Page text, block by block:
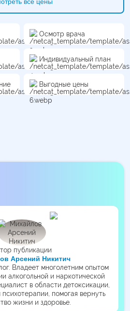
Осмотр врача
Индивидуальный план
Выгодные цены
публикации
Арсений Никитич
Владеет многолетним опытом
алкогольной и наркотической
в области детоксикации,
помогая вернуть
жизни и здоровье.